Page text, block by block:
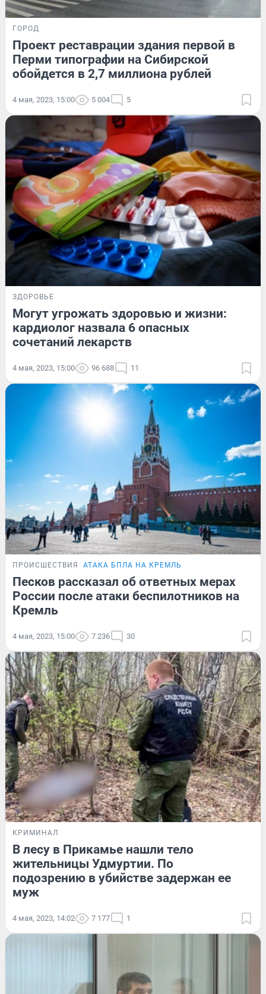
ГОРОД
Проект реставрации здания первой в
Перми типографии на Сибирской
обойдется в 2,7 миллиона рублей
4 мая, 2023, 15:00 5 004 5
ЗДОРОВЬЕ
Могут угрожать здоровью и жизни:
кардиолог назвала 6 опасных
сочетаний лекарств
4 мая, 2023, 15:00 96 688 11
ПРОИСШЕСТВИЯ АТАКА БПЛА НА КРЕМЛЬ
Песков рассказал об ответных мерах
России после атаки беспилотников на
Кремль
4 мая, 2023, 15:00 7 236 30
КРИМИНАЛ
В лесу в Прикамье нашли тело
жительницы Удмуртии. По
подозрению в убийстве задержан ее
муж
4 мая, 2023, 14:02 7 177 1